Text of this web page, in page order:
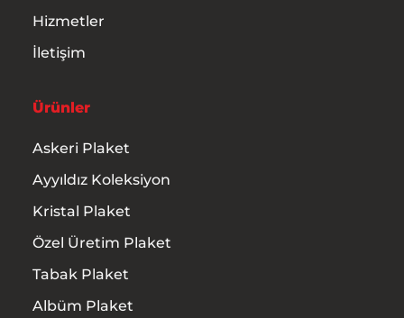
Hizmetler
İletişim
Ürünler
Askeri Plaket
Ayyıldız Koleksiyon
Kristal Plaket
Özel Üretim Plaket
Tabak Plaket
Albüm Plaket